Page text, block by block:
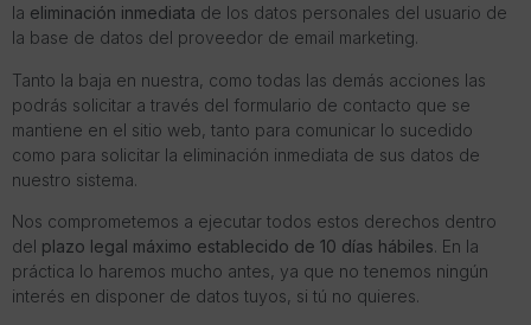
la eliminación inmediata de los datos personales del usuario de
la base de datos del proveedor de email marketing.
Tanto la baja en nuestra, como todas las demás acciones las
podrás solicitar a través del formulario de contacto que se
mantiene en el sitio web, tanto para comunicar lo sucedido
como para solicitar la eliminación inmediata de sus datos de
nuestro sistema.
Nos comprometemos a ejecutar todos estos derechos dentro
del plazo legal máximo establecido de 10 días hábiles. En la
práctica lo haremos mucho antes, ya que no tenemos ningún
interés en disponer de datos tuyos, si tú no quieres.